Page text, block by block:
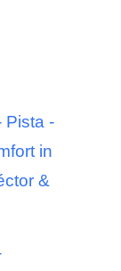
Pista -
in
&